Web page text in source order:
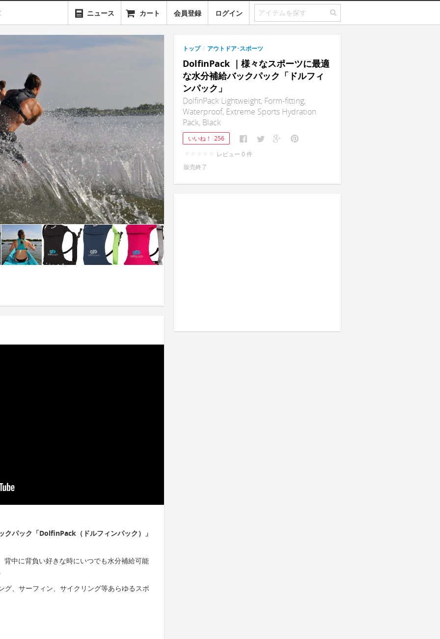
ニュース カート 会員登録 ログイン
クパック「DolfinPack（ドルフィンパック）」
中に背負い好きな時にいつでも水分補給可能
グ、サーフィン、サイクリング等あらゆるスポ
トップ / アウトドア･スポーツ
DolfinPack ｜様々なスポーツに最適
な水分補給バックパック「ドルフィ
ンパック」
DolfinPack Lightweight, Form-fitting,
Waterproof, Extreme Sports Hydration
Pack, Black
いいね！ 256
レビュー 0 件
販売終了